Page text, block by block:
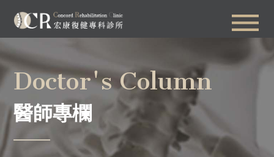
Doctor's Column
醫師專欄